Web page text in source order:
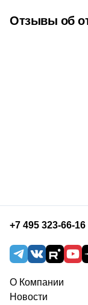
Отзывы об
+7 495 323-66-16
О Компании
Новости